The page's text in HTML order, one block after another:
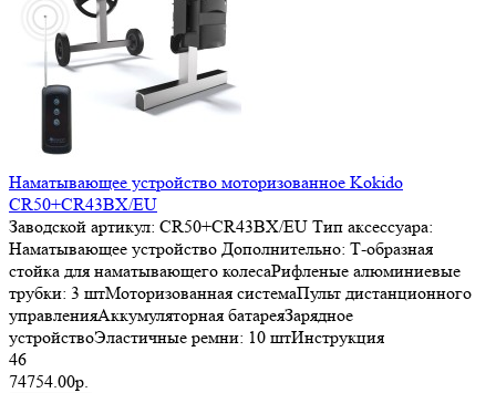
Наматывающее устройство моторизованное Kokido
CR50+CR43BX/EU
Заводской артикул: CR50+CR43BX/EU Тип аксессуара:
Наматывающее устройство Дополнительно: Т-образная
стойка для наматывающего колесаРифленые алюминиевые
трубки: 3 штМоторизованная системаПульт дистанционного
управленияАккумуляторная батареяЗарядное
устройствоЭластичные ремни: 10 штИнструкция
46
74754.00р.